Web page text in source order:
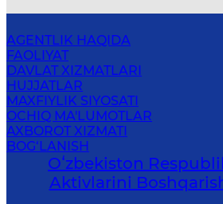
AGENTLIK HAQIDA
FAOLIYAT
DAVLAT XIZMATLARI
HUJJATLAR
MAXFIYLIK SIYOSATI
OCHIQ MA'LUMOTLAR
AXBOROT XIZMATI
BOG‘LANISH
Oʻzbekiston
Aktivlarini